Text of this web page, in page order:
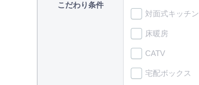
こだわり条件
対面式キッチン
床暖房
CATV
宅配ボックス